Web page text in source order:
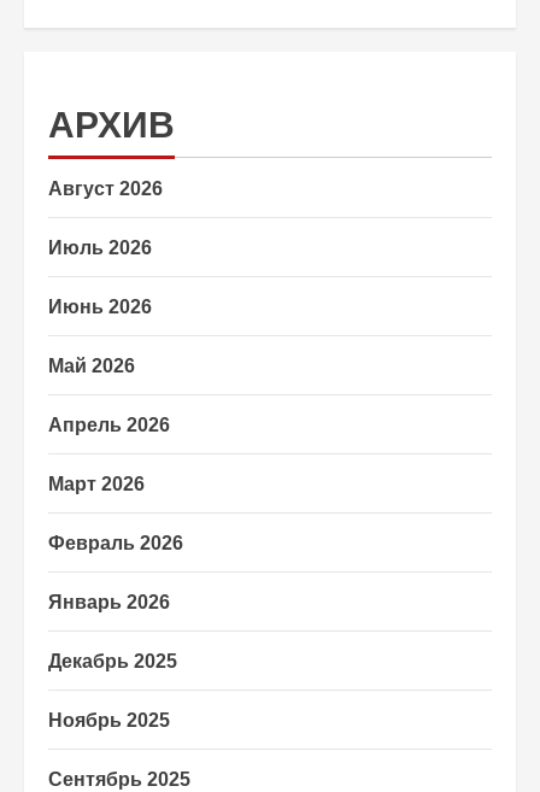
АРХИВ
Август 2026
Июль 2026
Июнь 2026
Май 2026
Апрель 2026
Март 2026
Февраль 2026
Январь 2026
Декабрь 2025
Ноябрь 2025
Сентябрь 2025